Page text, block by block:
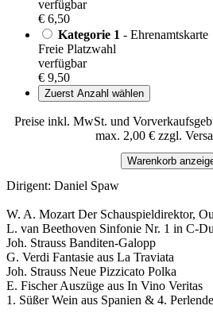
verfügbar
€ 6,50
Kategorie 1 - Ehrenamtskarte
Freie Platzwahl
verfügbar
€ 9,50
Zuerst Anzahl wählen
Preise inkl. MwSt. und
max. 2,00 € zzgl.
Warenkorb
Dirigent: Daniel Spaw
W. A. Mozart Der Schauspieldirektor,
L. van Beethoven Sinfonie Nr. 1 in C-
Joh. Strauss Banditen-Galopp
G. Verdi Fantasie aus La Traviata
Joh. Strauss Neue Pizzicato Polka
E. Fischer Auszüge aus In Vino Veritas
1. Süßer Wein aus Spanien & 4.